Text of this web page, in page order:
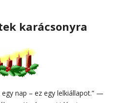
karácsonyra
nap – ez egy lelkiállapot.” —